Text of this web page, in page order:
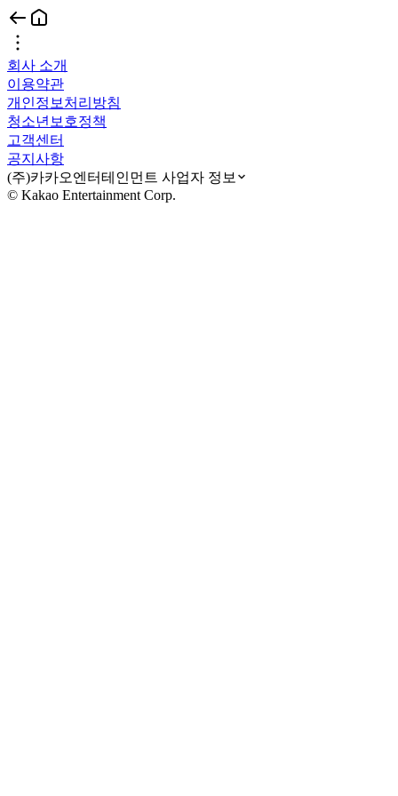
회사 소개
이용약관
개인정보처리방침
청소년보호정책
고객센터
공지사항
(주)카카오엔터테인먼트 사업자 정보
© Kakao Entertainment Corp.